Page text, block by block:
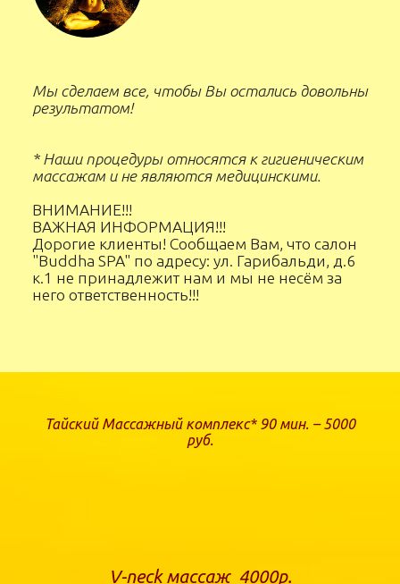
Мы сделаем все, чтобы Вы остались довольны
результатом!
* Наши процедуры относятся к гигиеническим
массажам и не являются медицинскими.
ВНИМАНИЕ!!!
ВАЖНАЯ ИНФОРМАЦИЯ!!!
Дорогие клиенты! Сообщаем Вам, что салон
"Buddha SPA" по адресу: ул. Гарибальди, д.6
к.1 не принадлежит нам и мы не несём за
него ответственность!!!
Тайский Массажный комплекс* 90 мин. – 5000
руб.
V-neck массаж 4000р.